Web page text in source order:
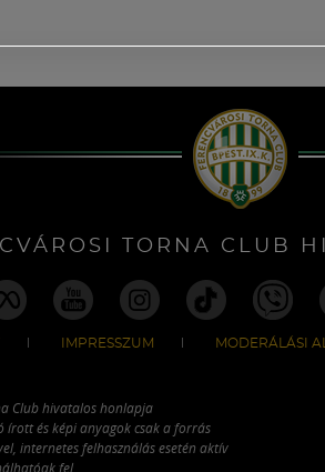
TORNA CLUB
IMPRESSZUM MODERÁLÁSI
Club hivatalos honlapja
írott és képi anyagok csak a forrás
internetes felhasználás esetén aktív
fel.